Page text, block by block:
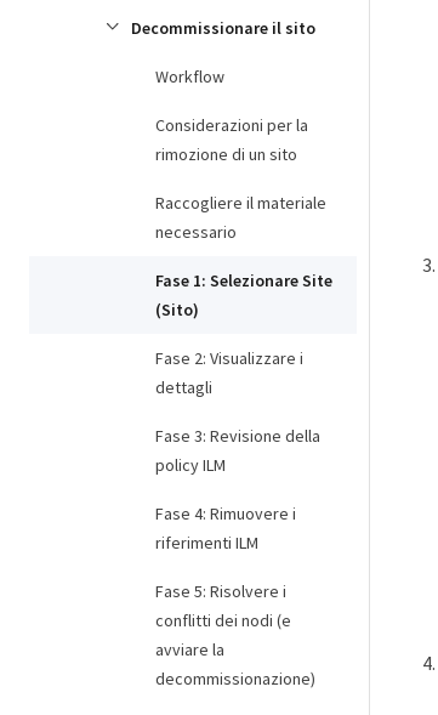
Decommissionare il sito
Workflow
Considerazioni per la
rimozione di un sito
Raccogliere il materiale
necessario
Fase 1: Selezionare Site
(Sito)
Fase 2: Visualizzare i
dettagli
Fase 3: Revisione della
policy ILM
Fase 4: Rimuovere i
riferimenti ILM
Fase 5: Risolvere i
conflitti dei nodi (e
avviare la
decommissionazione)